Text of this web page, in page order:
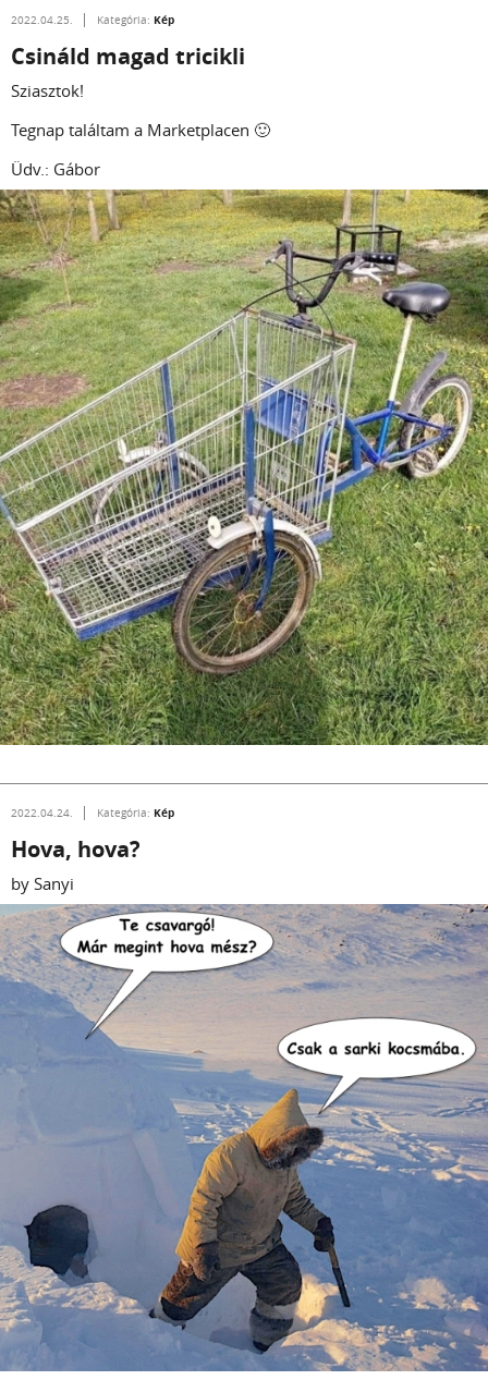
2022.04.25. Kategória: Kép
Csináld magad tricikli
Sziasztok!
Tegnap találtam a Marketplacen 🙂
Üdv.: Gábor
2022.04.24. Kategória: Kép
Hova, hova?
by Sanyi